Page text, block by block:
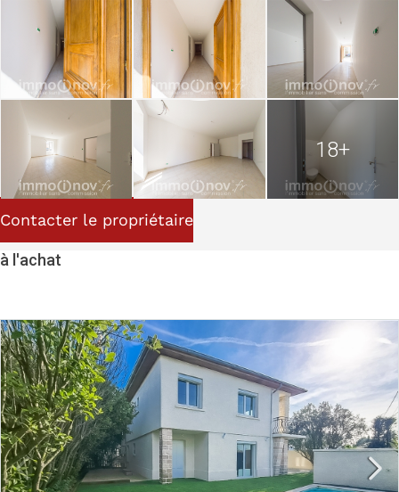
18+
Contacter le propriétaire
à l'achat